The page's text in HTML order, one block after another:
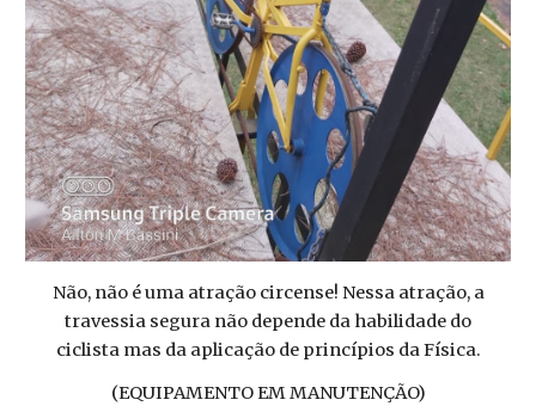
Não, não é uma atração circense! Nessa atração, a
travessia segura não depende da habilidade do
ciclista mas da aplicação de princípios da Física.
(EQUIPAMENTO EM MANUTENÇÃO)